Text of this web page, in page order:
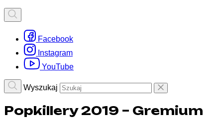
Facebook
Instagram
YouTube
Wyszukaj
Popkillery 2019 – Gremium